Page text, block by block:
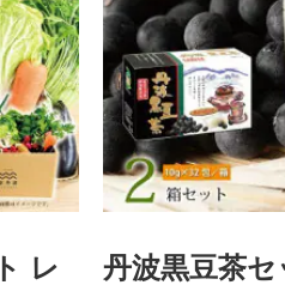
レ
丹波黒豆茶